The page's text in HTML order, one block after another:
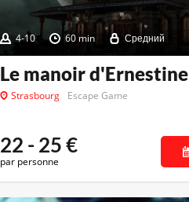
4-10 60 min Средний
Le manoir d'Ernestine
Strasbourg Escape Game
22 - 25€
par personne